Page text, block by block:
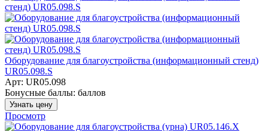
Оборудование для благоустройства (информационный стенд)
UR05.098.S
Арт: UR05.098
Бонусные баллы: баллов
Узнать цену
Просмотр